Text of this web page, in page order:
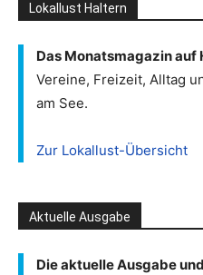
Lokallust Haltern
Das Monatsmagazin auf
Vereine, Freizeit, Alltag
am See.
Zur Lokallust-Übersicht
Aktuelle Ausgabe
Die aktuelle Ausgabe